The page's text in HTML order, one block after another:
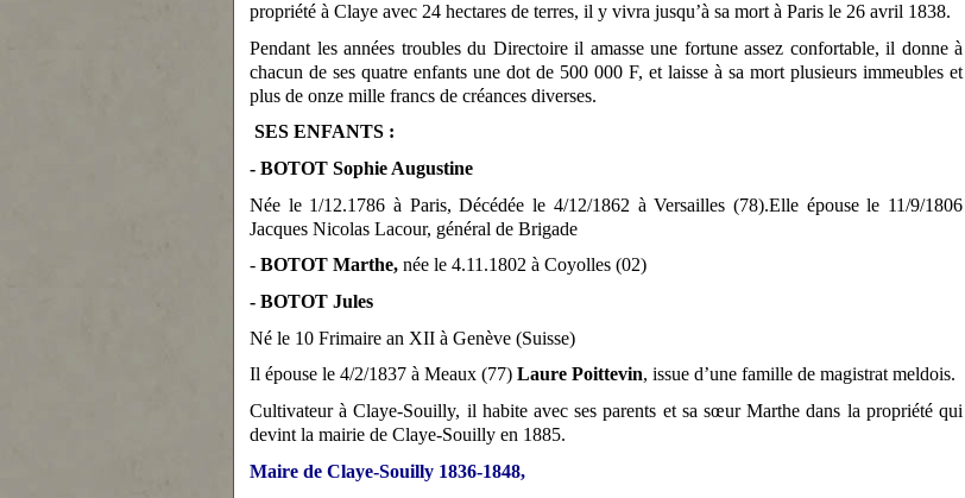
propriété à Claye avec 24 hectares de terres, il y vivra jusqu’à sa mort à Paris le 26 avril 1838.
Pendant les années troubles du Directoire il amasse une fortune assez confortable, il donne à
chacun de ses quatre enfants une dot de 500 000 F, et laisse à sa mort plusieurs immeubles et
plus de onze mille francs de créances diverses.
SES ENFANTS :
- BOTOT Sophie Augustine
Née le 1/12.1786 à Paris, Décédée le 4/12/1862 à Versailles (78).Elle épouse le 11/9/1806
Jacques Nicolas Lacour, général de Brigade
- BOTOT Marthe, née le 4.11.1802 à Coyolles (02)
- BOTOT Jules
Né le 10 Frimaire an XII à Genève (Suisse)
Il épouse le 4/2/1837 à Meaux (77) Laure Poittevin, issue d’une famille de magistrat meldois.
Cultivateur à Claye-Souilly, il habite avec ses parents et sa sœur Marthe dans la propriété qui
devint la mairie de Claye-Souilly en 1885.
Maire de Claye-Souilly 1836-1848,